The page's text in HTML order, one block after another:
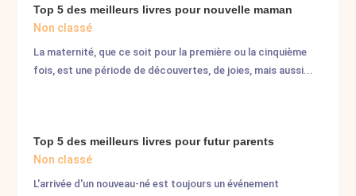
Top 5 des meilleurs livres pour nouvelle maman
Non classé
La maternité, que ce soit pour la première ou la cinquième
fois, est une période de découvertes, de joies, mais aussi...
Top 5 des meilleurs livres pour futur parents
Non classé
L'arrivée d'un nouveau-né est toujours un événement